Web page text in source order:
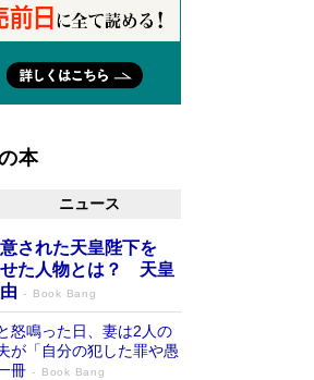
本
ニュース
された天皇陛下を
せた人物とは？ 天皇
Book Bang
怒鳴った日、妻は2人の
が「自分の犯した罪や愚
冊
Book Bang